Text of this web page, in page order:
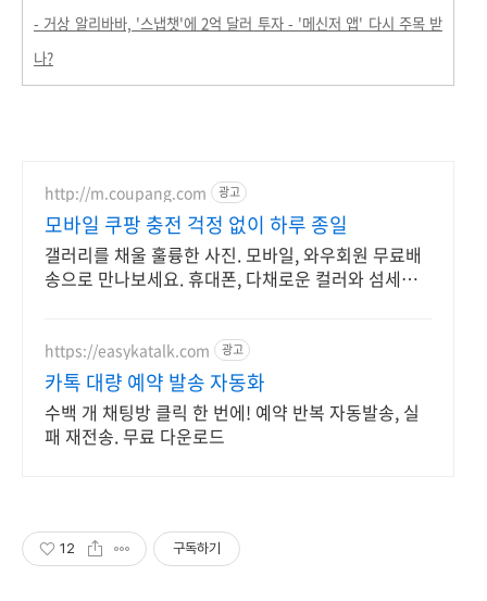
- 거상 알리바바, '스냅챗'에 2억 달러 투자 - '메신저 앱' 다시 주목 받
나?
http://m.coupang.com 광고
모바일 쿠팡 충전 걱정 없이 하루 종일
갤러리를 채울 훌륭한 사진. 모바일, 와우회원 무료배
송으로 만나보세요. 휴대폰, 다채로운 컬러와 섬세한
https://easykatalk.com 광고
카톡 대량 예약 발송 자동화
수백 개 채팅방 클릭 한 번에! 예약 반복 자동발송, 실
패 재전송. 무료 다운로드
12 구독하기